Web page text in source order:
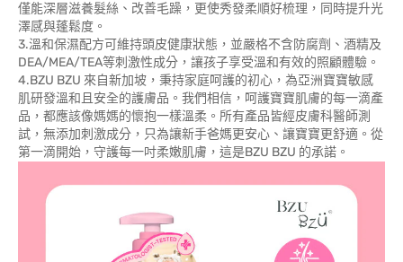
僅能深層滋養髮絲、改善毛躁，更使秀發柔順好梳理，同時提升光
澤感與蓬鬆度。
3.溫和保濕配方可維持頭皮健康狀態，並嚴格不含防腐劑、酒精及
DEA/MEA/TEA等刺激性成分，讓孩子享受溫和有效的照顧體驗。
4.BZU BZU 來自新加坡，秉持家庭呵護的初心，為亞洲寶寶敏感
肌研發溫和且安全的護膚品。我們相信，呵護寶寶肌膚的每一滴產
品，都應該像媽媽的懷抱一樣溫柔。所有產品皆經皮膚科醫師測
試，無添加刺激成分，只為讓新手爸媽更安心、讓寶寶更舒適。從
第一滴開始，守護每一吋柔嫩肌膚，這是BZU BZU 的承諾。